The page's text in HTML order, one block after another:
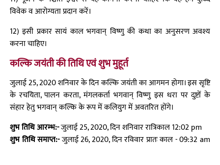
विवेक व आरोग्यता प्रदान करें।
12) इसी प्रकार सायं काल भगवान् विष्णु की कथा का अनुसरण अवश्य
करना चाहिए।
कल्कि जयंती की तिथि एवं शुभ मुहूर्त
जुलाई 25, 2020 शनिवार के दिन कल्कि जयंती का आगमन होगा। इस सृष्टि
के रचयिता, पालन करता, मंगलकर्ता भगवान् विष्णु इस धरा पर दुष्टों के
संहार हेतु भगवान् कल्कि के रूप में कलियुग में अवतरित होंगे।
शुभ तिथि आरम्भ:-जुलाई 25, 2020, दिन शनिवार रात्रिकाल 12:02 pm
शुभ तिथि समाप्त:-जुलाई 26, 2020, दिन रविवार प्रातः काल - 09:32 am